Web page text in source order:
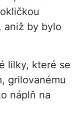
aniž by bylo
lilky, které se
grilovanému
náplň na